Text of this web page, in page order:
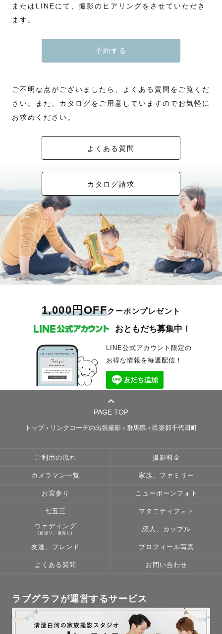
またはLINEにて、撮影のヒアリングをさせていただき
ます。
予約する
ご不明な点がございましたら、よくある質問をご覧くだ
さい。また、カタログをご用意していますのでお気軽に
お求めください。
よくある質問
カタログ請求
1,000円OFFクーポンプレゼント
おともだち募集中！
LINE公式アカウント限定の
お得な情報を毎週配信！
PAGE TOP
トップ › リンクコーデの出張撮影 › 群馬県 › 邑楽郡千代田町
ご利用の流れ 撮影料金
カメラマン一覧 家族、ファミリー
お宮参り ニューボーンフォト
七五三 マタニティフォト
ウェディング
(前撮り、後撮り)
恋人、カップル
友達、フレンド プロフィール写真
よくある質問 お問い合わせ
ラブグラフが運営するサービス